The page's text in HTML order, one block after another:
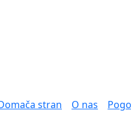
stran O nas